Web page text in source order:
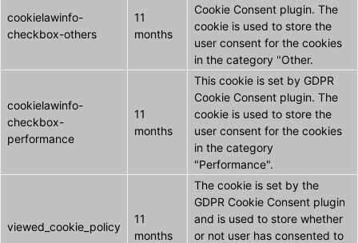
cookielawinfo-
checkbox-others
11
months
Cookie Consent plugin. The
cookie is used to store the
user consent for the cookies
in the category "Other.
cookielawinfo-
checkbox-
performance
11
months
This cookie is set by GDPR
Cookie Consent plugin. The
cookie is used to store the
user consent for the cookies
in the category
"Performance".
viewed_cookie_policy
11
months
The cookie is set by the
GDPR Cookie Consent plugin
and is used to store whether
or not user has consented to